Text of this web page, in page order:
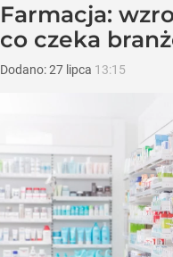
Farmacja:
co czeka
Dodano:27 lipca 13:15